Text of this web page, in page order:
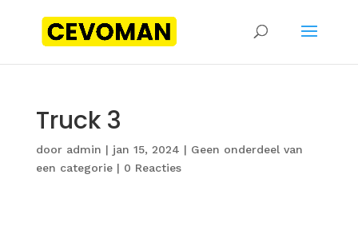
Truck 3
door admin | jan 15, 2024 | Geen onderdeel van
een categorie| 0 Reacties